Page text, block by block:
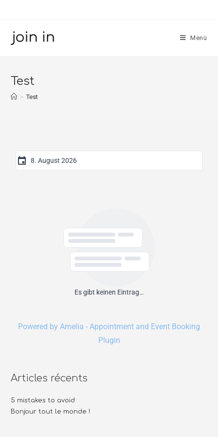
Menü
Test
> Test
Es gibt keinen Eintrag…
Powered by Amelia - Appointment and Event Booking
Plugin
Articles récents
5 mistakes to avoid
Bonjour tout le monde !